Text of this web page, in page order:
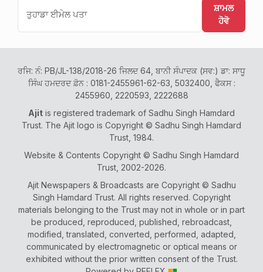
ਸ਼ਾਮਲ
ਹੋਵੋ
ਰਜਿ: ਨੰ: PB/JL-138/2018-26 ਜਿਲਦ 64, ਬਾਨੀ ਸੰਪਾਦਕ (ਸਵ:) ਡਾ: ਸਾਧੂ
ਸਿੰਘ ਹਮਦਰਦ ਫ਼ੋਨ : 0181-2455961-62-63, 5032400, ਫੈਕਸ :
2455960, 2220593, 2222688
Ajit is registered trademark of Sadhu Singh Hamdard
Trust. The Ajit logo is Copyright © Sadhu Singh Hamdard
Trust, 1984.
Website & Contents Copyright © Sadhu Singh Hamdard
Trust, 2002-2026.
Ajit Newspapers & Broadcasts are Copyright © Sadhu
Singh Hamdard Trust. All rights reserved. Copyright
materials belonging to the Trust may not in whole or in part
be produced, reproduced, published, rebroadcast,
modified, translated, converted, performed, adapted,
communicated by electromagnetic or optical means or
exhibited without the prior written consent of the Trust.